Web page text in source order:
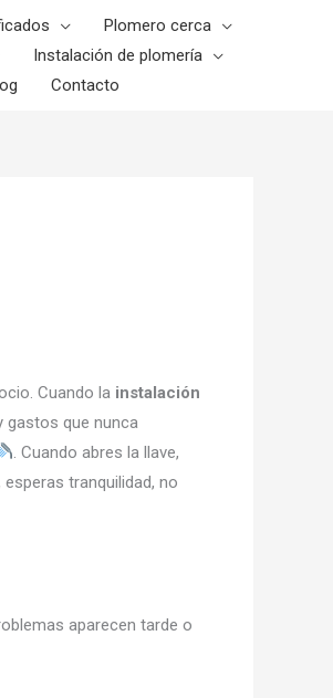
Plomero cerca
Instalación de plomería
Contacto
Cuando la instalación
gastos que nunca
. Cuando abres la llave,
tranquilidad, no
aparecen tarde o